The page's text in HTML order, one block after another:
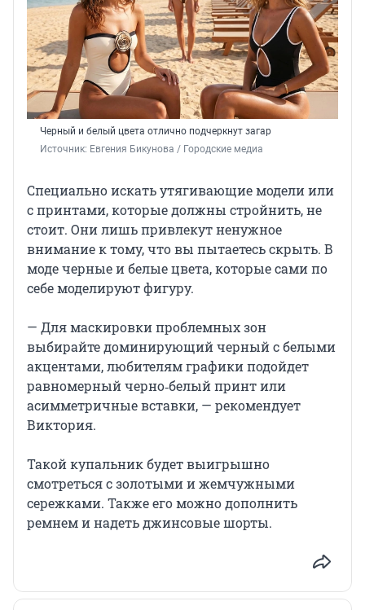
Черный и белый цвета отлично подчеркнут загар
Источник: Евгения Бикунова / Городские медиа
Специально искать утягивающие модели или
с принтами, которые должны стройнить, не
стоит. Они лишь привлекут ненужное
внимание к тому, что вы пытаетесь скрыть. В
моде черные и белые цвета, которые сами по
себе моделируют фигуру.
— Для маскировки проблемных зон
выбирайте доминирующий черный с белыми
акцентами, любителям графики подойдет
равномерный черно‑белый принт или
асимметричные вставки, — рекомендует
Виктория.
Такой купальник будет выигрышно
смотреться с золотыми и жемчужными
сережками. Также его можно дополнить
ремнем и надеть джинсовые шорты.